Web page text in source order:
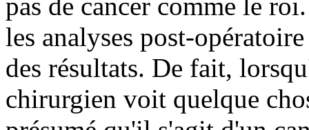
pas de cancer comme le
les analyses post-
des résultats. De fait,
chirurgien voit quelque